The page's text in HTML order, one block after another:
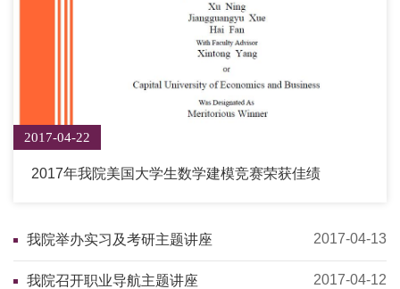
2017-04-22
2017年我院美国大学生数学建模竞赛荣获佳绩
我院举办实习及考研主题讲座 2017-04-13
我院召开职业导航主题讲座 2017-04-12